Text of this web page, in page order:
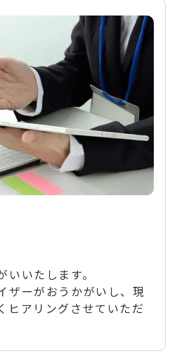
いたします。
ザーがおうかがいし、現
ヒアリングさせていただ